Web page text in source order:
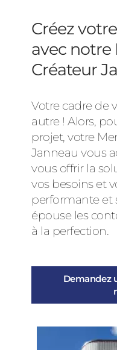
Créez
avec notre
Créateur
Votre cadre de
autre ! Alors,
projet, votre
Janneau vous
vous offrir la
vos besoins et
performante et
épouse les
à la perfection.
Demandez